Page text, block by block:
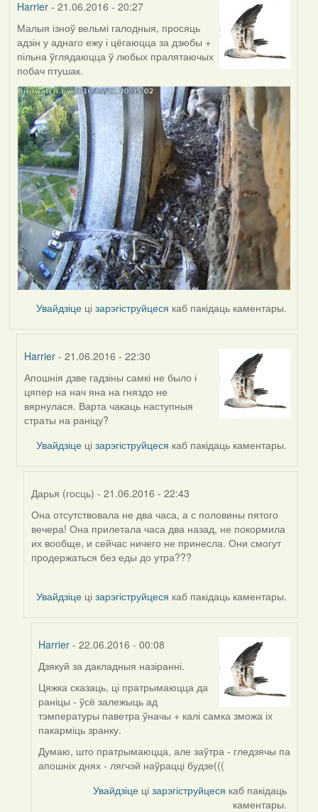
Harrier- 21.06.2016 - 20:27
Малыя ізноў вельмі галодныя, просяць
адзін у аднаго ежу і цёгаюцца за дзюбы +
пільна ўглядаюцца ў любых пралятаючых
побач птушак.
Увайдзіце цізарэгіструйцеся каб пакідаць каментары.
Harrier - 21.06.2016 - 22:30
In
reply
to
by
Harrier
Апошнія дзве гадзіны самкі не было і
цяпер на нач яна на гняздо не
вярнулася. Варта чакаць наступныя
страты на раніцу?
Увайдзіце цізарэгіструйцеся каб пакідаць каментары.
Дарья (госць) - 21.06.2016 - 22:43
In
reply
to
by
Она отсутствовала не два часа, а с половины пятого
вечера! Она прилетала часа два назад, не покормила
их вообще, и сейчас ничего не принесла. Они смогут
продержаться без еды до утра???
Увайдзіце цізарэгіструйцеся каб пакідаць каментары.
Harrier- 22.06.2016 - 00:08
In
reply
to
by
Дарья
Дзякуй за дакладныя назіранні.
Цяжка сказаць, ці пратрымаюцца да
раніцы - ўсё залежыць ад
тэмпературы паветра ўначы + калі самка зможа іх
пакарміць зранку.
Думаю, што пратрымаюцца, але заўтра - гледзячы па
апошніх днях - лягчэй наўрацці будзе(((
Увайдзіце цізарэгіструйцеся каб пакідаць
каментары.